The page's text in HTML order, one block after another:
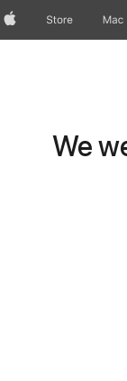
AppleStore Mac
We